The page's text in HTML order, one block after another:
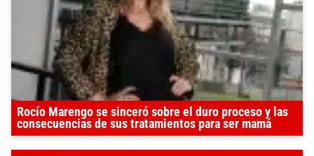
Rocío Marengo se sinceró sobre el duro proceso y las
consecuencias de sus tratamientos para ser mamá